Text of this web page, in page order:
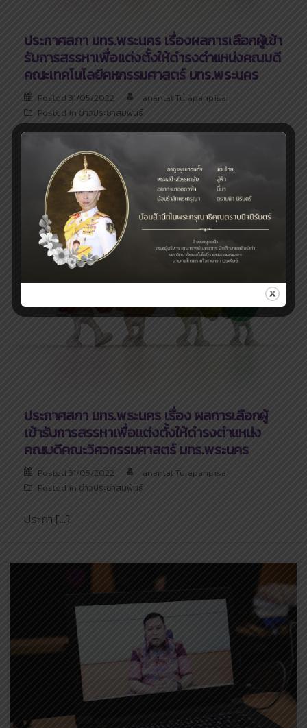
ประกาศสภา มทร.พระนคร เรื่องผลการเลือกผู้เข้า
รับการสรรหาเพื่อแต่งตั้งให้ดำรงตำแหน่งคณบดี
คณะเทคโนโลยีคหกรรมศาสตร์ มทร.พระนคร
Posted 31/05/2022
anantat Turapanpisai
Posted in ข่าวประชาสัมพันธ์
ประกาศสภา มทร.พระนคร เรื่อง ผลการเลือกผู้
เข้ารับการสรรหาเพื่อแต่งตั้งให้ดำรงตำแหน่ง
คณบดีคณะวิศวกรรมศาสตร์ มทร.พระนคร
Posted 31/05/2022
anantat Turapanpisai
Posted in ข่าวประชาสัมพันธ์
ประกา […]